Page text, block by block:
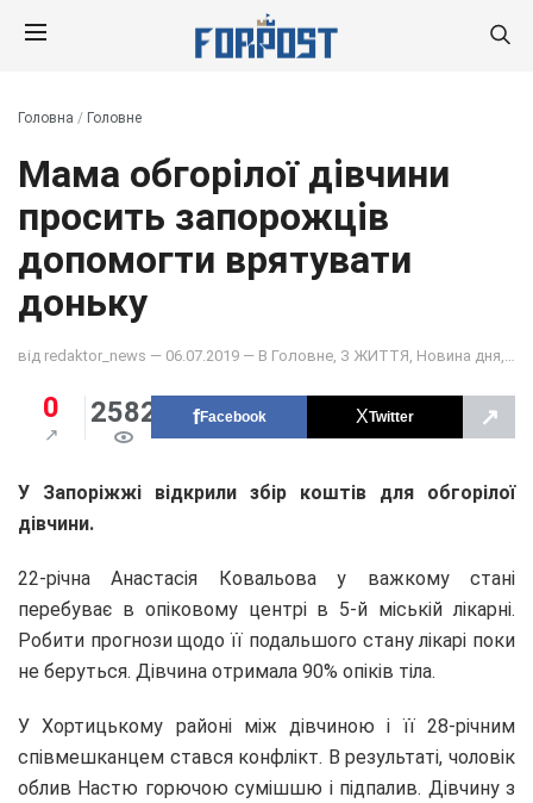
Головна / Головне
Мама обгорілої дівчини
просить запорожців
допомогти врятувати
доньку
від redaktor_news — 06.07.2019 — В Головне З ЖИТТЯ Новина дня
0 2582 Facebook Twitter ↗
У Запоріжжі відкрили збір коштів для обгорілої
дівчини.
22-річна Анастасія Ковальова у важкому стані
перебуває в опіковому центрі в 5-й міській лікарні.
Робити прогнози щодо її подальшого стану лікарі поки
не беруться. Дівчина отримала 90% опіків тіла.
У Хортицькому районі між дівчиною і її 28-річним
співмешканцем стався конфлікт. В результаті, чоловік
облив Настю горючою сумішшю і підпалив. Дівчину з